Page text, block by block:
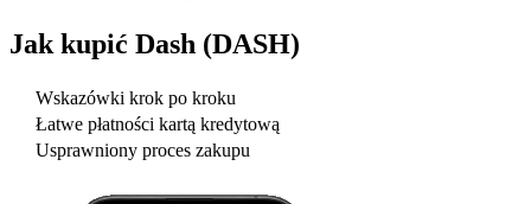
Jak kupić Dash (DASH)
Wskazówki krok po kroku
Łatwe płatności kartą kredytową
Usprawniony proces zakupu